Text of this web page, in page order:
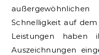
Schnelligkeit auf dem
Leistungen haben
Auszeichnungen